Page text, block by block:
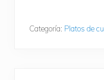
Categoría: Platos de